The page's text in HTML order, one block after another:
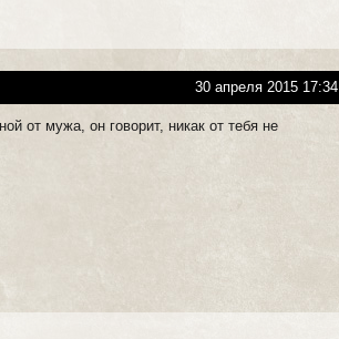
30 апреля 2015 17:34
от мужа, он говорит, никак от тебя не